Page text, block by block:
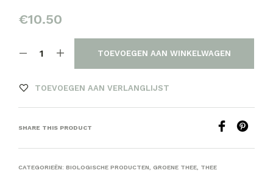
€10.50
TOEVOEGEN AAN WINKELWAGEN
TOEVOEGEN AAN VERLANGLIJST
SHARE THIS PRODUCT
CATEGORIEËN: BIOLOGISCHE PRODUCTEN GROENE THEE THEE